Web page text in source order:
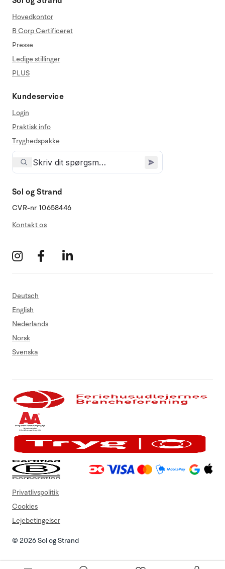
Hovedkontor
B Corp Certificeret
Presse
Ledige stillinger
PLUS
Kundeservice
Login
Praktisk info
Tryghedspakke
Sol og Strand
CVR-nr 10658446
Kontakt os
Deutsch
English
Nederlands
Norsk
Svenska
© 2026 Sol og Strand
Privatlivspolitik
Cookies
Lejebetingelser